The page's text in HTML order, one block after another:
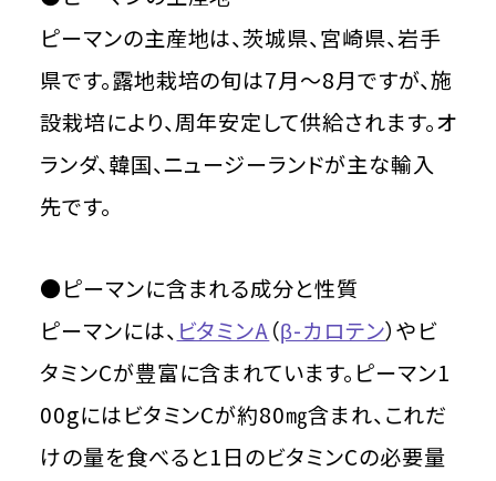
ピーマンの主産地は、茨城県、宮崎県、岩手
県です。露地栽培の旬は7月～8月ですが、施
設栽培により、周年安定して供給されます。オ
ランダ、韓国、ニュージーランドが主な輸入
先です。
●ピーマンに含まれる成分と性質
ピーマンには、 ビタミンA（β-カロテン）やビ
タミンCが豊富に含まれています。ピーマン1
00gにはビタミンCが約80㎎含まれ、これだ
けの量を食べると1日のビタミンCの必要量